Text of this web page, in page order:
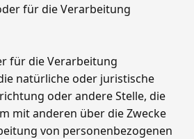
für die Verarbeitung
für die Verarbeitung
natürliche oder juristische
oder andere Stelle, die
mit anderen über die Zwecke
von personenbezogenen